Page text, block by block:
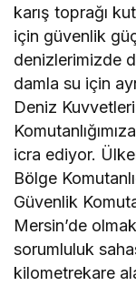
karış toprağı
için güvenlik
denizlerimizde
damla su için
Deniz Kuvvetleri
icra ediyor.
Bölge
Güvenlik
Mersin’de
sorumluluk
kilometrekare